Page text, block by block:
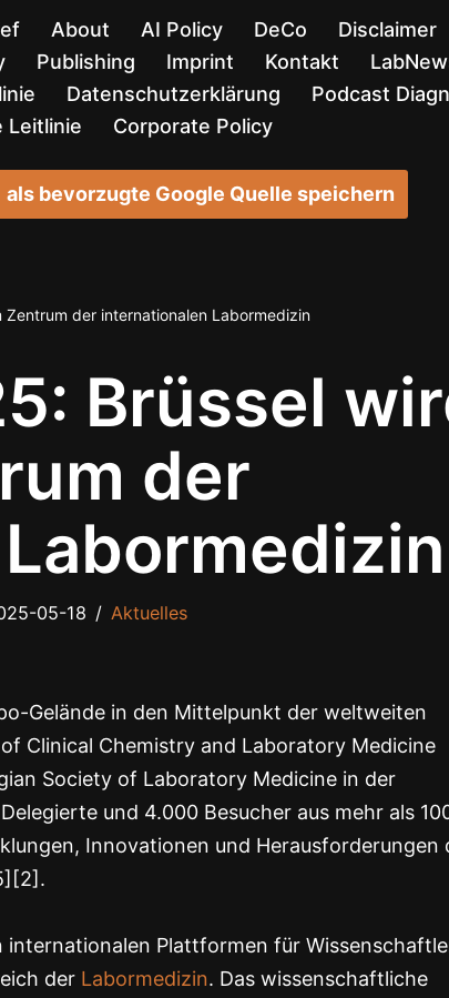
About AI Policy DeCo Disclaimer
Publishing Imprint Kontakt
Datenschutzerklärung
Podcast
Leitlinie
Corporate Policy
als bevorzugte Google Quelle speichern
der internationalen Labormedizin
Brüssel
der
05-18 Aktuelles
Gelände in den Mittelpunkt der weltweiten
Clinical Chemistry and Laboratory Medicine
Society of Laboratory Medicine in der
und 4.000 Besucher aus mehr als
Innovationen und Herausforderungen
Plattformen für
der Labormedizin. Das wissenschaftliche